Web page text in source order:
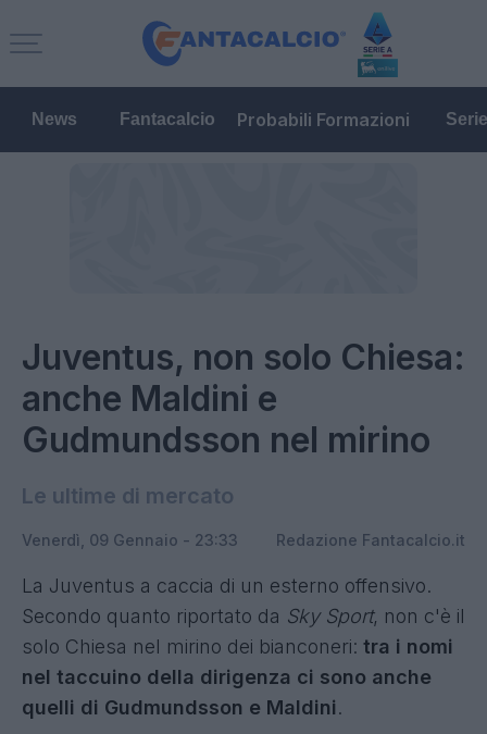
News Fantacalcio Probabili Formazioni
Juventus, non solo Chiesa:
anche Maldini e
Gudmundsson nel mirino
Le ultime di mercato
Venerdì, 09 Gennaio - 23:33 Redazione Fantacalcio.it
La Juventus a caccia di un esterno offensivo.
Secondo quanto riportato da Sky Sport, non c'è il
solo Chiesa nel mirino dei bianconeri: tra i nomi
nel taccuino della dirigenza ci sono anche
quelli di Gudmundsson e Maldini.